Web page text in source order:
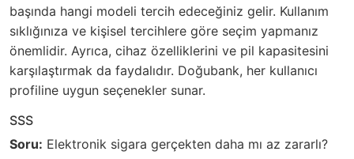
başında hangi modeli tercih edeceğiniz gelir. Kullanım
sıklığınıza ve kişisel tercihlere göre seçim yapmanız
önemlidir. Ayrıca, cihaz özelliklerini ve pil kapasitesini
karşılaştırmak da faydalıdır. Doğubank, her kullanıcı
profiline uygun seçenekler sunar.
SSS
Soru: Elektronik sigara gerçekten daha mı az zararlı?